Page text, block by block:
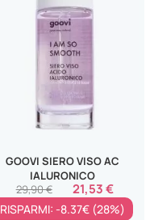
GOOVI SIERO VISO AC
IALURONICO
21,53 €
29,90 €
RISPARMI: -8.37€ (28%)